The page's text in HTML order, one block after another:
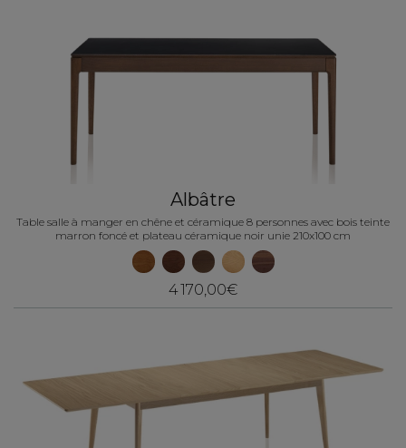
Albâtre
Table salle à manger en chêne et céramique 8 personnes avec bois teinte
marron foncé et plateau céramique noir unie 210x100 cm
4 170,00€